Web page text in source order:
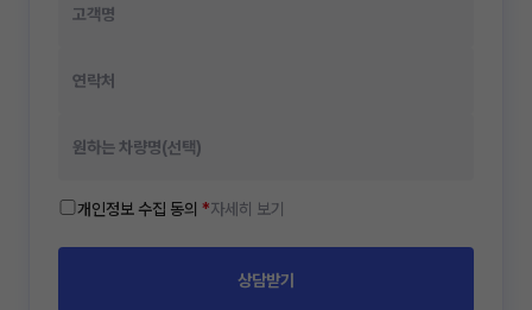
개인정보 수집 동의 *자세히 보기
상담받기